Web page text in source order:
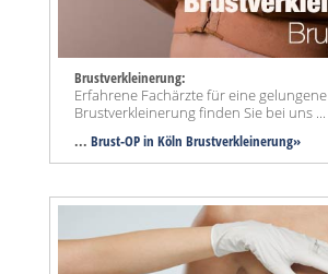
Brustverkleinerung:
Erfahrene Fachärzte für eine gelungene
Brustverkleinerung finden Sie bei uns ...
... Brust-OP in Köln Brustverkleinerung»